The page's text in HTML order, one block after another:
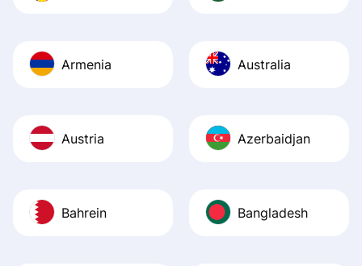
Armenia Australia
Austria Azerbaidjan
Bahrein Bangladesh